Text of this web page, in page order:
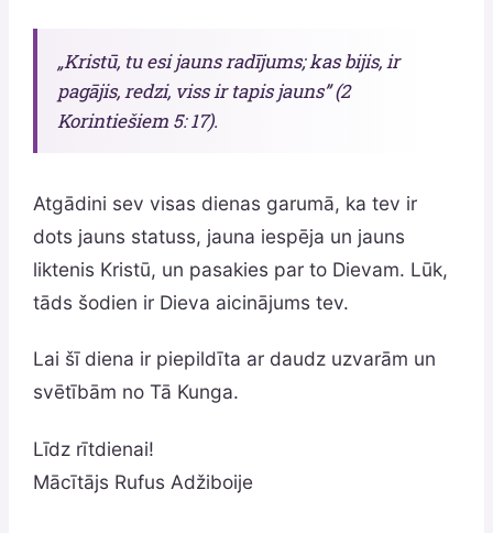
„Kristū, tu esi jauns radījums; kas bijis, ir
pagājis, redzi, viss ir tapis jauns” (2
Korintiešiem 5: 17).
Atgādini sev visas dienas garumā, ka tev ir
dots jauns statuss, jauna iespēja un jauns
liktenis Kristū, un pasakies par to Dievam. Lūk,
tāds šodien ir Dieva aicinājums tev.
Lai šī diena ir piepildīta ar daudz uzvarām un
svētībām no Tā Kunga.
Līdz rītdienai!
Mācītājs Rufus Adžiboije